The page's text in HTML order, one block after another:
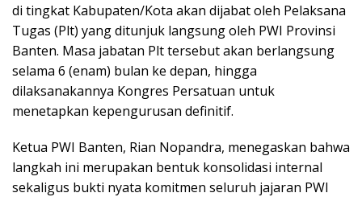
di tingkat Kabupaten/Kota akan dijabat oleh Pelaksana
Tugas (Plt) yang ditunjuk langsung oleh PWI Provinsi
Banten. Masa jabatan Plt tersebut akan berlangsung
selama 6 (enam) bulan ke depan, hingga
dilaksanakannya Kongres Persatuan untuk
menetapkan kepengurusan definitif.
Ketua PWI Banten, Rian Nopandra, menegaskan bahwa
langkah ini merupakan bentuk konsolidasi internal
sekaligus bukti nyata komitmen seluruh jajaran PWI